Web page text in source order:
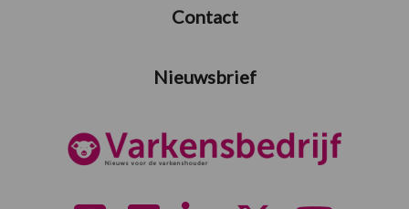
Contact
Nieuwsbrief